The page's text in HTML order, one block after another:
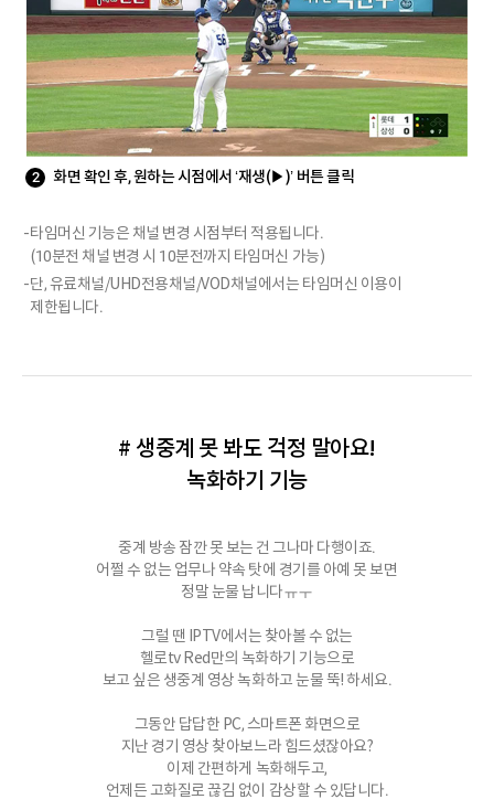
2 화면 확인 후, 원하는 시점에서 ‘재생(▶)’ 버튼 클릭
타임머신 기능은 채널 변경 시점부터 적용됩니다.
(10분전 채널 변경 시 10분전까지 타임머신 가능)
단, 유료채널/UHD전용채널/VOD채널에서는 타임머신 이용이
제한됩니다.
# 생중계 못 봐도 걱정 말아요!
녹화하기 기능
중계 방송 잠깐 못 보는 건 그나마 다행이죠.
어쩔 수 없는 업무나 약속 탓에 경기를 아예 못 보면
정말 눈물 납니다ㅠㅜ
그럴 땐 IPTV에서는 찾아볼 수 없는
헬로tv Red만의 녹화하기 기능으로
보고 싶은 생중계 영상 녹화하고 눈물 뚝! 하세요.
그동안 답답한 PC, 스마트폰 화면으로
지난 경기 영상 찾아보느라 힘드셨잖아요?
이제 간편하게 녹화해두고,
언제든 고화질로 끊김 없이 감상할 수 있답니다.